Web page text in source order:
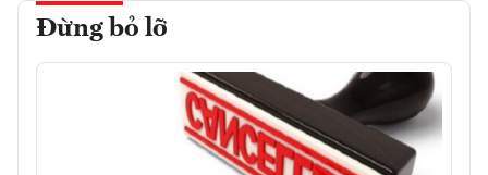
Đừng bỏ lỡ